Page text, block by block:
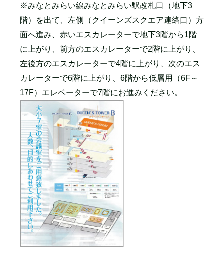
※みなとみらい線みなとみらい駅改札口（地下3
階）を出て、左側（クイーンズスクエア連絡口）方
面へ進み、赤いエスカレーターで地下3階から1階
に上がり、前方のエスカレーターで2階に上がり、
左後方のエスカレーターで4階に上がり、次のエス
カレーターで6階に上がり、6階から低層用（6F～
17F）エレベーターで7階にお進みください。